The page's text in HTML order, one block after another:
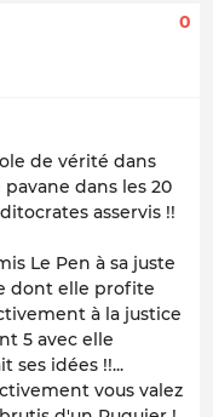
0
de vérité dans
dans les 20
asservis !!
Le Pen à sa juste
dont elle profite
à la justice
5 avec elle
ses idées !!...
vous valez